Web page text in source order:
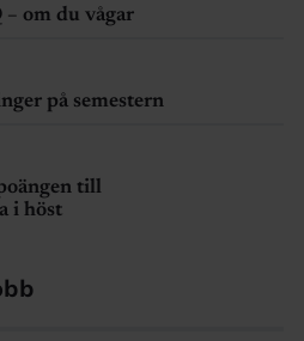
om du vågar
på semestern
till
i höst